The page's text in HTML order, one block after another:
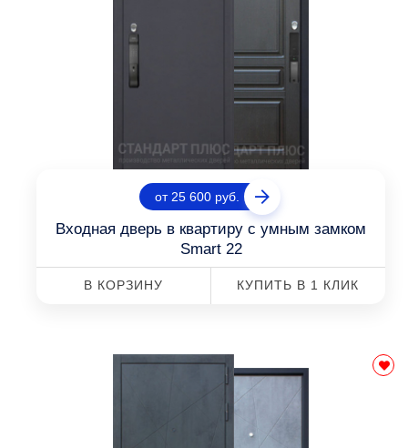
от 25 600 руб.
Входная дверь в квартиру с умным замком
Smart 22
В КОРЗИНУ КУПИТЬ В 1 КЛИК